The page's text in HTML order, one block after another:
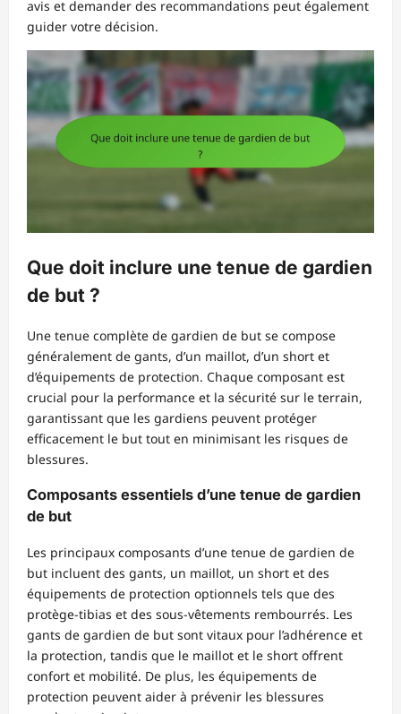
avis et demander des recommandations peut également
guider votre décision.
Que doit inclure une tenue de gardien
de but ?
Une tenue complète de gardien de but se compose
généralement de gants, d’un maillot, d’un short et
d’équipements de protection. Chaque composant est
crucial pour la performance et la sécurité sur le terrain,
garantissant que les gardiens peuvent protéger
efficacement le but tout en minimisant les risques de
blessures.
Composants essentiels d’une tenue de gardien
de but
Les principaux composants d’une tenue de gardien de
but incluent des gants, un maillot, un short et des
équipements de protection optionnels tels que des
protège-tibias et des sous-vêtements rembourrés. Les
gants de gardien de but sont vitaux pour l’adhérence et
la protection, tandis que le maillot et le short offrent
confort et mobilité. De plus, les équipements de
protection peuvent aider à prévenir les blessures